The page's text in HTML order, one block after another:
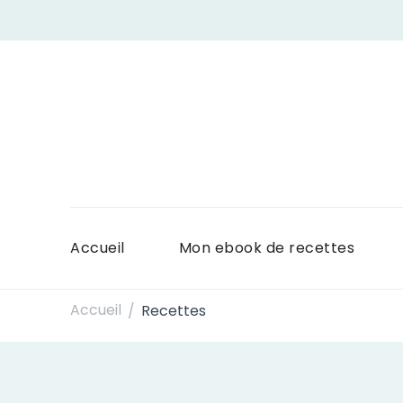
Accueil Mon ebook de recettes
Accueil / Recettes